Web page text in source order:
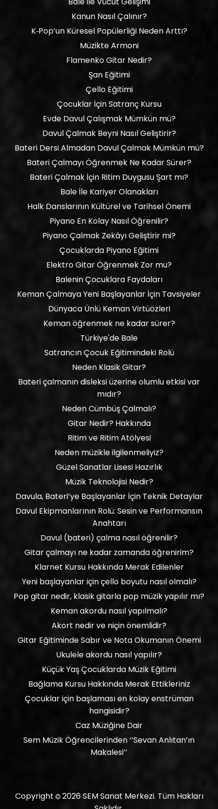
Kanun Nasıl Çalınır?
K‑Pop’un Küresel Popülerliği Neden Arttı?
Müzikte Armoni
Flamenko Gitar Nedir?
Şan Eğitimi
Çello Eğitimi
Çocuklar İçin Satranç Kursu
Evde Davul Çalışmak Mümkün mü?
Davul Çalmak Beyni Nasıl Geliştirir?
Bateri Dersi Almadan Davul Çalmak Mümkün mü?
Bateri Çalmayı Öğrenmek Ne Kadar Sürer?
Bateri Çalmak İçin Ritim Duygusu Şart mı?
Bale İle Kariyer Olanakları
Halk Danslarının Kültürel ve Tarihsel Önemi
Piyano En Kolay Nasıl Öğrenilir?
Piyano Çalmak Zekâyı Geliştirir mi?
Çocuklarda Piyano Eğitimi
Elektro Gitar Öğrenmek Zor mu?
Balenin Çocuklara Faydaları
Keman Çalmaya Yeni Başlayanlar İçin Tavsiyeler
Dünyaca Ünlü Keman Virtüözleri
Keman öğrenmek ne kadar sürer?
Türkiye'de Bale
Satrancın Çocuk Eğitimindeki Rolü
Neden Klasik Gitar?
Bateri çalmanın disleksi üzerine olumlu etkisi var
mıdır?
Neden Cümbüş Çalmalı?
Gitar Nedir? Hakkında
Ritim ve Ritim Atölyesi
Neden müzikle ilgilenmeliyiz?
Güzel Sanatlar Lisesi Hazırlık
Müzik Teknolojisi Nedir?
Davula, Bateri’ye Başlayanlar İçin Teknik Detaylar
Davul Ekipmanlarının Rolü: Sesin ve Performansın
Anahtarı
Davul (bateri) çalma nasıl öğrenilir?
Gitar çalmayı ne kadar zamanda öğrenirim?
Klarnet Kursu Hakkında Merak Edilenler
Yeni başlayanlar için çello boyutu nasıl olmalı?
Pop gitar nedir, klasik gitarla pop müzik yapılır mı?
Keman akordu nasıl yapılmalı?
Akort nedir ve niçin önemlidir?
Gitar Eğitiminde Sabır ve Nota Okumanın Önemi
Ukulele akordu nasıl yapılır?
Küçük Yaş Çocuklarda Müzik Eğitimi
Bağlama Kursu Hakkında Merak Ettikleriniz
Çocuklar için başlaması en kolay enstrüman
hangisidir?
Caz Müziğine Dair
Sem Müzik Öğrencilerinden ‘’Sevan Anlıtan’ın
Makalesi’’
Copyright 2026SEM Sanat Merkezi. Tüm Hakları